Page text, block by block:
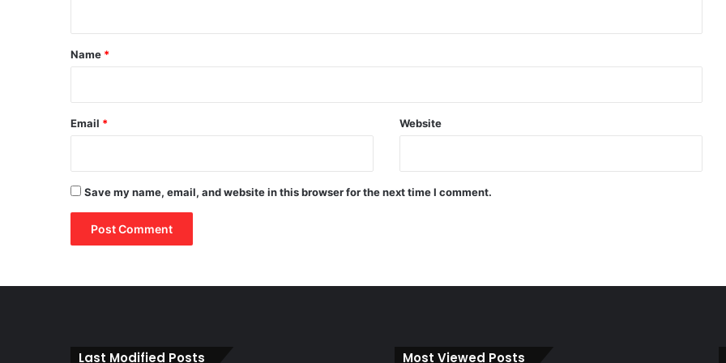
*
Name *
Email * Website
Save my name, email, and website in this browser for the next time I comment.
Last Modified Posts Most Viewed Posts